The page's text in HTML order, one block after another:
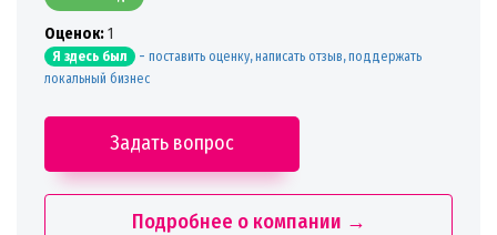
Oценок:1
Я здесь был - поставить оценку, написать отзыв, поддержать
локальный бизнес
Задать вопрос
Подробнее о компании →